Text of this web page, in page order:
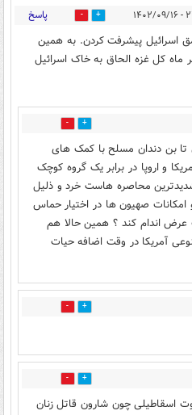
۱۶ 4 پاسخ
اسرائیل پیشرفت کردن. به همین
ماه کل غزه الحاق به خاک اسرائیل
13
تا بن دندان مسلح با کمک های
و اروپا در برابر یک گروه کوچک
محاصره هاست خرد و ذلیل
امکانات صهیون ها در اختیار حماس
عرض اندام کند ؟ همین حالا هم
آمریکا در وقت اضافه حیات
4
7
اسقاطیلی چون شارون قاتل زنان